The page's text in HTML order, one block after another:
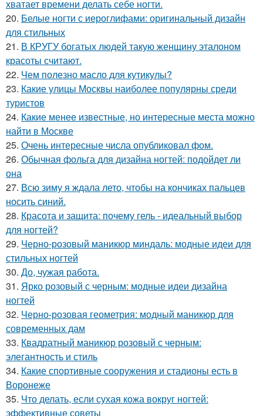
хватает времени делать себе ногти.
20. Белые ногти с иероглифами: оригинальный дизайн
для стильных
21. В КРУГУ богатых людей такую женщину эталоном
красоты считают.
22. Чем полезно масло для кутикулы?
23. Какие улицы Москвы наиболее популярны среди
туристов
24. Какие менее известные, но интересные места можно
найти в Москве
25. Очень интересные числа опубликовал фом.
26. Обычная фольга для дизайна ногтей: подойдет ли
она
27. Всю зиму я ждала лето, чтобы на кончиках пальцев
носить синий.
28. Красота и защита: почему гель - идеальный выбор
для ногтей?
29. Черно-розовый маникюр миндаль: модные идеи для
стильных ногтей
30. До, чужая работа.
31. Ярко розовый с черным: модные идеи дизайна
ногтей
32. Черно-розовая геометрия: модный маникюр для
современных дам
33. Квадратный маникюр розовый с черным:
элегантность и стиль
34. Какие спортивные сооружения и стадионы есть в
Воронеже
35. Что делать, если сухая кожа вокруг ногтей:
эффективные советы